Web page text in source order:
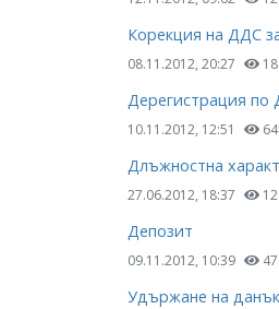
Корекция на ДДС
08.11.2012, 20:27
Дерегистрация по
10.11.2012, 12:51
Длъжностна
27.06.2012, 18:37
Депозит
09.11.2012, 10:39
Удържане на